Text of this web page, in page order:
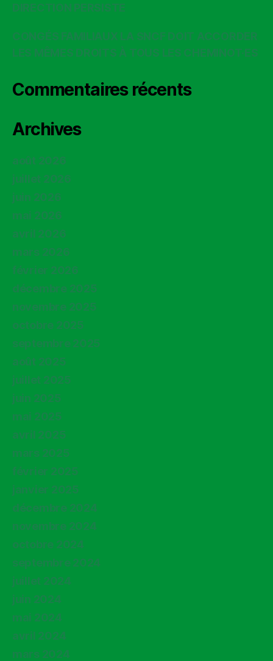
DIRECTION PERSISTE
CONGÉS FAMILIAUX LA SNCF DOIT ACCORDER
LES MÊMES DROITS À TOUS LES CHEMINOT·ES
Commentaires récents
Archives
août 2026
juillet 2026
juin 2026
mai 2026
avril 2026
mars 2026
février 2026
décembre 2025
novembre 2025
octobre 2025
septembre 2025
août 2025
juillet 2025
juin 2025
mai 2025
avril 2025
mars 2025
février 2025
janvier 2025
décembre 2024
novembre 2024
octobre 2024
septembre 2024
juillet 2024
juin 2024
mai 2024
avril 2024
mars 2024